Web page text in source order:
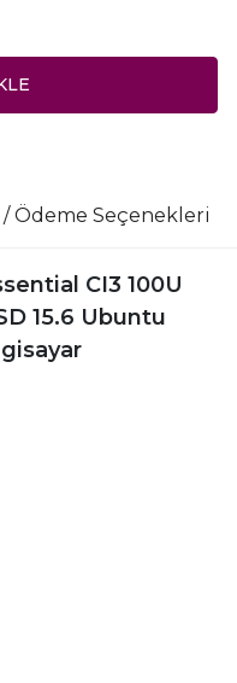
/ Ödeme Seçenekleri
CI3 100U
15.6 Ubuntu